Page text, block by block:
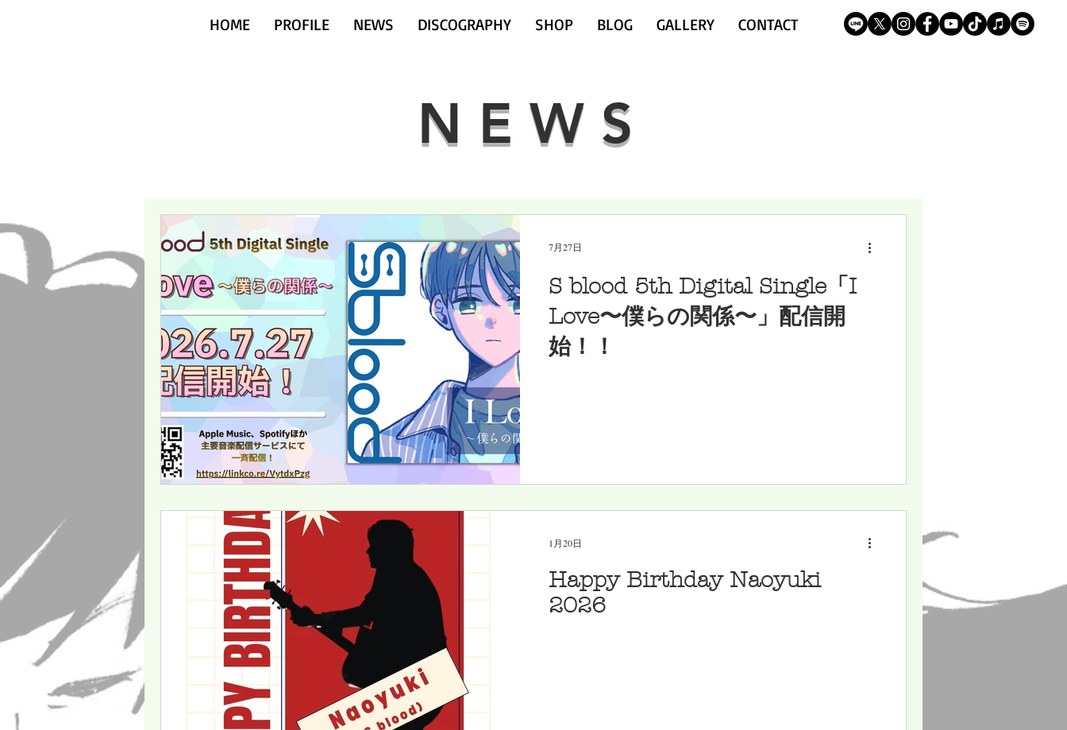
HOME PROFILE NEWS DISCOGRAPHY SHOP BLOG GALLERY CONTACT
NEWS
S blood 5th Digital Single「I
Love〜僕らの関係〜」配信開
始！！
7月27日
Happy Birthday Naoyuki
2026
1月20日